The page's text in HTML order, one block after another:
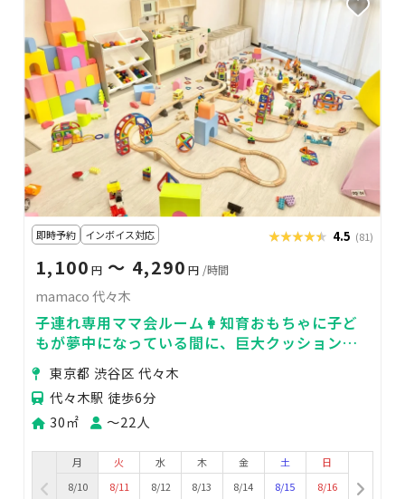
即時予約 インボイス対応 ★★★★★
★★★★★ 4.5 (81)
1,100 円 〜 4,290 円 /時間
mamaco 代々木
子連れ専用ママ会ルーム👩知育おもちゃに子ど
もが夢中になっている間に、巨大クッションに
囲まれてゆったりママ会！
東京都 渋谷区 代々木
代々木駅 徒歩6分
30㎡
〜22人
月
8/10
火
8/11
水
8/12
木
8/13
金
8/14
土
8/15
日
8/16